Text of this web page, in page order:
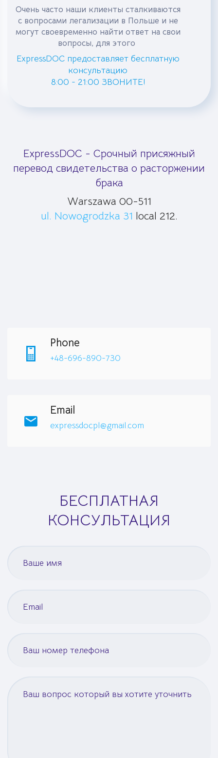
Очень часто наши клиенты сталкиваются
с вопросами легализации в Польше и не
могут своевременно найти ответ на свои
вопросы, для этого
ExpressDOC предоставляет бесплатную
консультацию
8:00 - 21:00 ЗВОНИТЕ!
ExpressDOC - Срочный присяжный
перевод свидетельства о расторжении
брака
Warszawa 00-511
ul. Nowogrodzka 31 local 212.
Phone
+48-696-890-730
Email
expressdocpl@gmail.com
БЕСПЛАТНАЯ
КОНСУЛЬТАЦИЯ